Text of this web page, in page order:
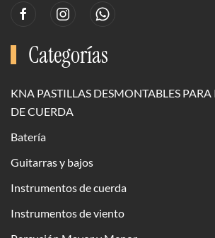
Categorías
KNA PASTILLAS DESMONTABLES
DE CUERDA
Batería
Guitarras y bajos
Instrumentos de cuerda
Instrumentos de viento